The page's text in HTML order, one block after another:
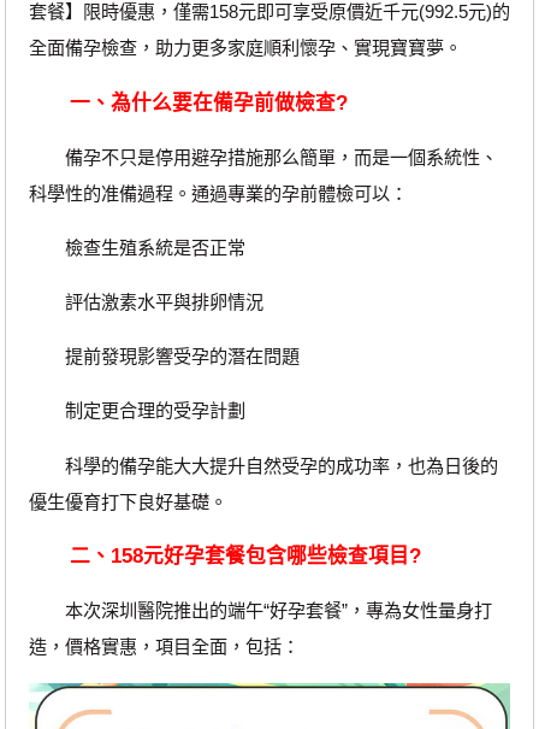
套餐】限時優惠，僅需158元即可享受原價近千元(992.5元)的
全面備孕檢查，助力更多家庭順利懷孕、實現寶寶夢。
一、為什么要在備孕前做檢查?
備孕不只是停用避孕措施那么簡單，而是一個系統性、
科學性的准備過程。通過專業的孕前體檢可以：
檢查生殖系統是否正常
評估激素水平與排卵情況
提前發現影響受孕的潛在問題
制定更合理的受孕計劃
科學的備孕能大大提升自然受孕的成功率，也為日後的
優生優育打下良好基礎。
二、158元好孕套餐包含哪些檢查項目?
本次深圳醫院推出的端午“好孕套餐”，專為女性量身打
造，價格實惠，項目全面，包括：